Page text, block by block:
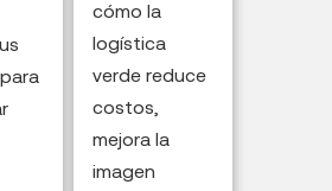
cómo la
logística
verde reduce
costos,
mejora la
imagen